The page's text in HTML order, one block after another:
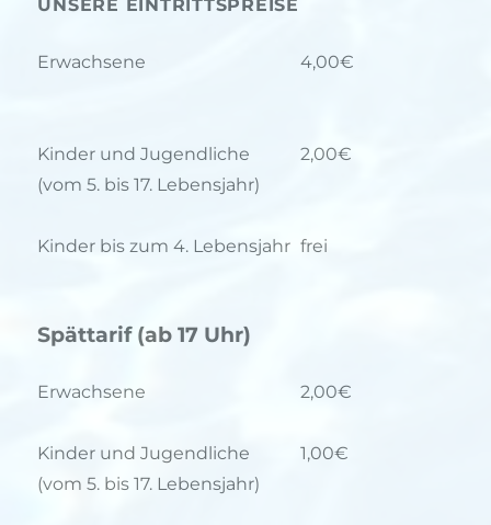
UNSERE EINTRITTSPREISE
Erwachsene 4,00€
Kinder und Jugendliche
(vom 5. bis 17. Lebensjahr)
2,00€
Kinder bis zum 4. Lebensjahr frei
Spättarif (ab 17 Uhr)
Erwachsene 2,00€
Kinder und Jugendliche
(vom 5. bis 17. Lebensjahr)
1,00€